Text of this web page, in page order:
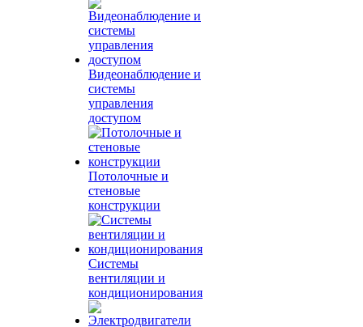
Видеонаблюдение и
системы
управления
доступом
Потолочные и
стеновые
конструкции
Системы
вентиляции и
кондиционирования